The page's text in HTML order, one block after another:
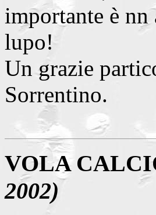
importante è
lupo!
Un grazie
Sorrentino.
VOLA
2002)